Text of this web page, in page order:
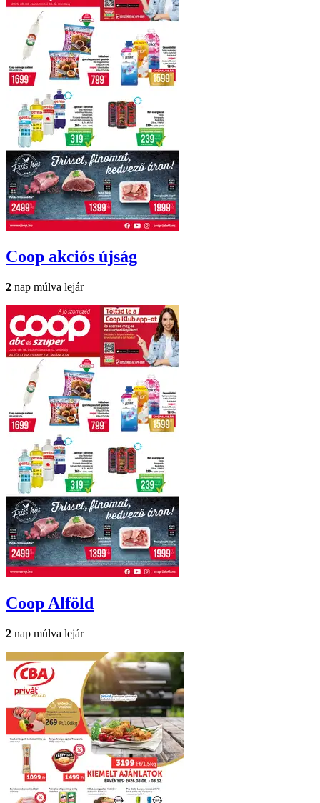
Coop akciós újság
2 nap múlva lejár
CoopAlföld
2 nap múlva lejár